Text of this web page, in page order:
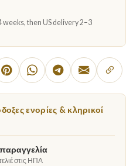
weeks, then US delivery 2–3
ενορίες & κληρικοί
στις ΗΠΑ